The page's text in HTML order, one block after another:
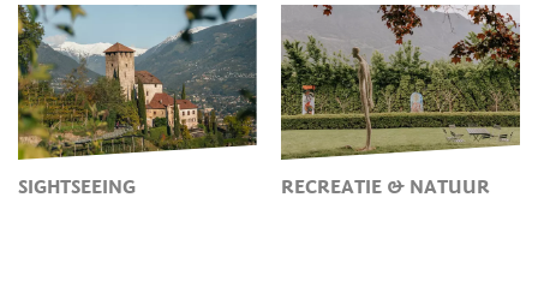
SIGHTSEEING RECREATIE & NATUUR